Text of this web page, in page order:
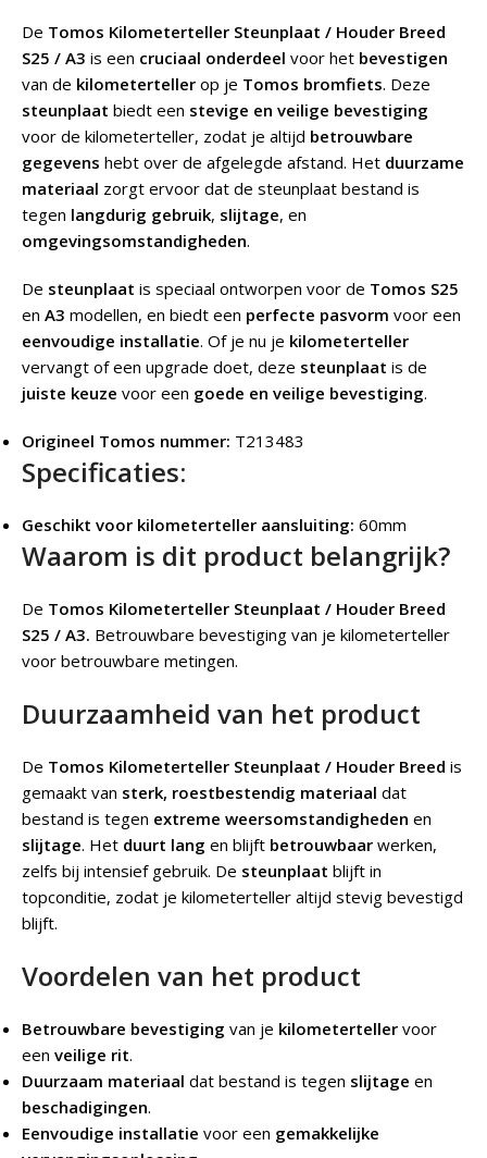
De Tomos Kilometerteller Steunplaat / Houder Breed
S25 / A3 is een cruciaal onderdeel voor het bevestigen
van de kilometerteller op je Tomos bromfiets. Deze
steunplaat biedt een stevige en veilige bevestiging
voor de kilometerteller, zodat je altijd betrouwbare
gegevens hebt over de afgelegde afstand. Het duurzame
materiaal zorgt ervoor dat de steunplaat bestand is
tegen langdurig gebruik, slijtage, en
omgevingsomstandigheden.
De steunplaat is speciaal ontworpen voor de Tomos S25
en A3 modellen, en biedt een perfecte pasvorm voor een
eenvoudige installatie. Of je nu je kilometerteller
vervangt of een upgrade doet, deze steunplaat is de
juiste keuze voor een goede en veilige bevestiging.
Origineel Tomos nummer: T213483
Specificaties:
Geschikt voor kilometerteller aansluiting: 60mm
Waarom is dit product belangrijk?
De Tomos Kilometerteller Steunplaat / Houder Breed
S25 / A3. Betrouwbare bevestiging van je kilometerteller
voor betrouwbare metingen.
Duurzaamheid van het product
De Tomos Kilometerteller Steunplaat / Houder Breed is
gemaakt van sterk, roestbestendig materiaal dat
bestand is tegen extreme weersomstandigheden en
slijtage. Het duurt lang en blijft betrouwbaar werken,
zelfs bij intensief gebruik. De steunplaat blijft in
topconditie, zodat je kilometerteller altijd stevig bevestigd
blijft.
Voordelen van het product
Betrouwbare bevestiging van je kilometerteller voor
een veilige rit.
Duurzaam materiaal dat bestand is tegen slijtage en
beschadigingen.
Eenvoudige installatie voor een gemakkelijke